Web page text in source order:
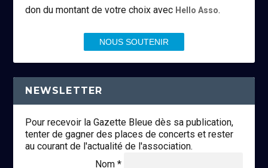
don du montant de votre choix avec Hello Asso.
NOUS SOUTENIR
NEWSLETTER
Pour recevoir la Gazette Bleue dès sa publication,
tenter de gagner des places de concerts et rester
au courant de l'actualité de l'association.
Nom *